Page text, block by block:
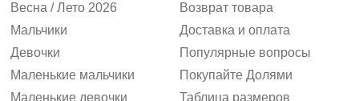
Весна / Лето 2026
Мальчики
Девочки
Маленькие мальчики
Маленькие девочки
Возврат товара
Доставка и оплата
Популярные вопросы
Покупайте Долями
Таблица размеров